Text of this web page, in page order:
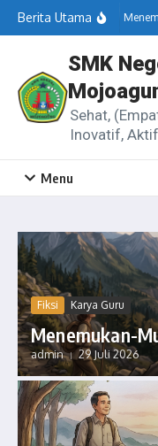
Berita Utama
SMK
Sehat,
Inovatif, Aktif
Menu
Fiksi Karya Guru
Menemukan-
admin 29 Juli 2026